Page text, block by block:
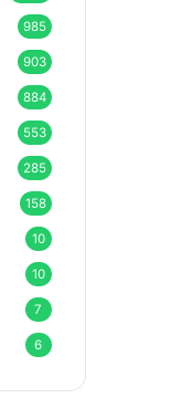
985
903
884
553
285
158
10
10
7
6